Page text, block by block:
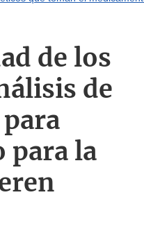
de los
de
para la